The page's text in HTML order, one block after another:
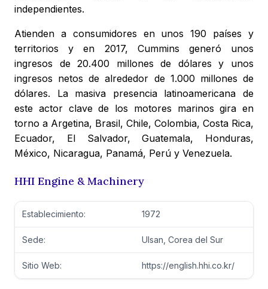
independientes.
Atienden a consumidores en unos 190 países y
territorios y en 2017, Cummins generó unos
ingresos de 20.400 millones de dólares y unos
ingresos netos de alrededor de 1.000 millones de
dólares. La masiva presencia latinoamericana de
este actor clave de los motores marinos gira en
torno a Argetina, Brasil, Chile, Colombia, Costa Rica,
Ecuador, El Salvador, Guatemala, Honduras,
México, Nicaragua, Panamá, Perú y Venezuela.
HHI Engine & Machinery
Establecimiento: 1972
Sede: Ulsan, Corea del Sur
Sitio Web: https://english.hhi.co.kr/